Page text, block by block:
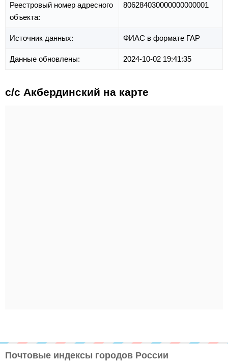
Реестровый номер адресного
объекта:
806284030000000000001
Источник данных: ФИАС в формате ГАР
Данные обновлены: 2024-10-02 19:41:35
с/с Акбердинский на карте
Почтовые индексы городов России